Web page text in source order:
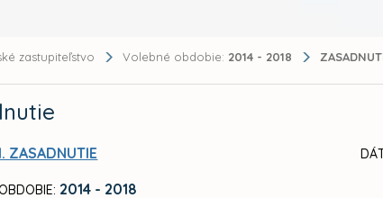
zastupiteľstvo Volebné obdobie: 2014 - 2018
ZASADNUTIE
2014 - 2018